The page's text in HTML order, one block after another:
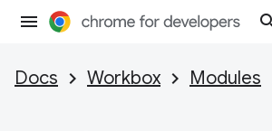
Docs Workbox Modules